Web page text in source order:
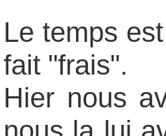
Le temps
fait "frais".
Hier nous